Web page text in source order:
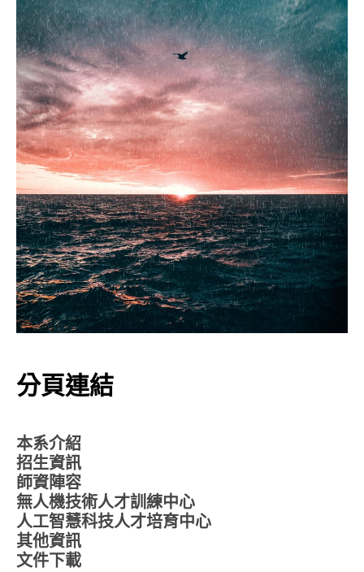
分頁連結
本系介紹
招生資訊
師資陣容
無人機技術人才訓練中心
人工智慧科技人才培育中心
其他資訊
文件下載